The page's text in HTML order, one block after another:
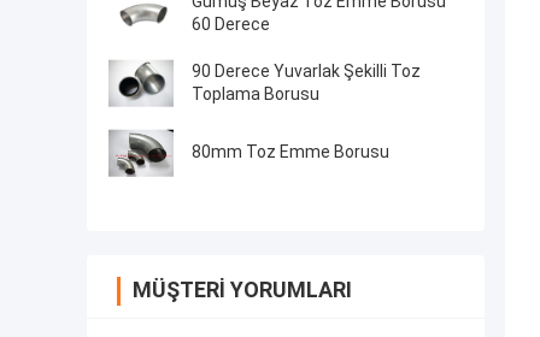
60 Derece
90 Derece Yuvarlak Şekilli Toz
Toplama Borusu
80mm Toz Emme Borusu
MÜŞTERI YORUMLARI